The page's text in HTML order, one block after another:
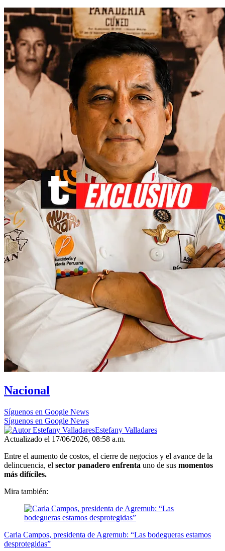
Nacional
Síguenos en Google News
Síguenos en Google News
Estefany Valladares
Actualizado el 17/06/2026, 08:58 a.m.
Entre el aumento de costos, el cierre de negocios y el avance de la
delincuencia, el sector panadero enfrenta uno de sus momentos
más difíciles.
Mira también:
Carla Campos, presidenta de Agremub: “Las bodegueras estamos
desprotegidas”